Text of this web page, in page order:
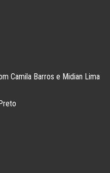
Camila Barros e Midian Lima